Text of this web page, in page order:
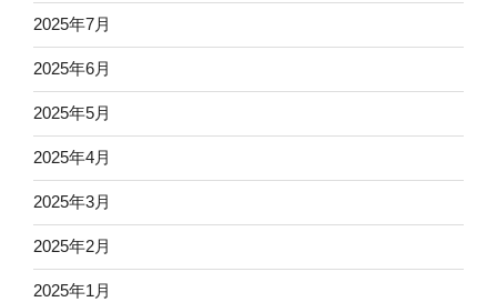
2025年7月
2025年6月
2025年5月
2025年4月
2025年3月
2025年2月
2025年1月